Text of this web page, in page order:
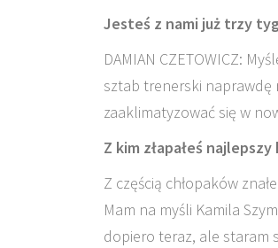
Jesteś z nami już trzy
DAMIAN CZETOWICZ:
sztab trenerski naprawdę
zaaklimatyzować się w
Z kim złapałeś
Z częścią chłopaków
Mam na myśli Kamila
dopiero teraz, ale staram